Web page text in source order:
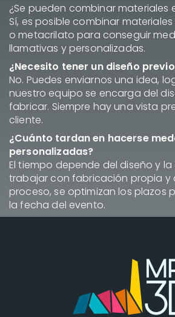
¿Se pueden combinar materiales
Sí, es posible combinar materiales
o metacrilato para conseguir
llamativas y personalizadas.
¿Necesito tener un diseño
No. Puedes enviarnos una idea,
nuestro equipo se encarga del
fabricar. Siempre hay una vista
cliente.
¿Cuánto tardan en hacerse
personalizadas?
El tiempo depende del diseño y
trabajar con fabricación propia y
proceso, se optimizan los plazos
la fecha del evento.